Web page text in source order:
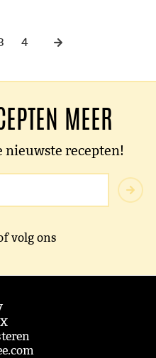
4
MEER
nieuwste recepten!
volg ons